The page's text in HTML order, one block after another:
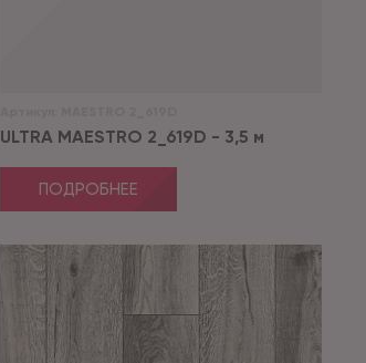
ULTRA MAESTRO 2_619D - 3,5 м
ПОДРОБНЕЕ